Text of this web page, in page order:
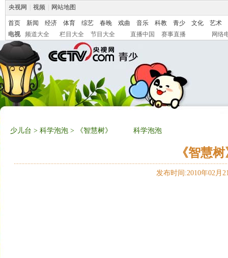
央视网 视频 网站地图
首页 新闻 经济 体育 综艺 春晚 戏曲 音乐 科教 青少 文化
艺术
电视
频道大全 栏目大全 节目大全 直播中国 赛事直播 网络
少儿台 > 科学泡泡 > 《智慧树》 科学泡泡
《智
发布时间:2010年02月